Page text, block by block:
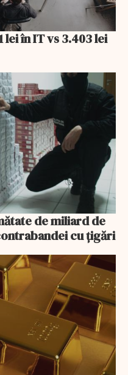
lei în IT vs 3.403 lei
de miliard de
cu ţigări